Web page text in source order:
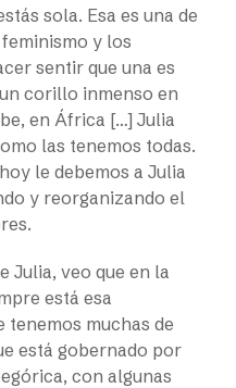
sola. Esa es una de
y los
sentir que una es
corillo inmenso en
en África […] Julia
las tenemos todas.
le debemos a Julia
y reorganizando el
Julia, veo que en la
está esa
tenemos muchas de
está gobernado por
con algunas